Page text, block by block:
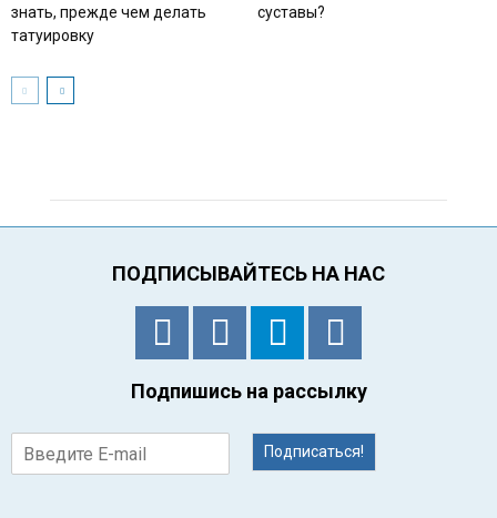
знать, прежде чем делать
татуировку
суставы?
ПОДПИСЫВАЙТЕСЬ НА НАС
Подпишись на рассылку
Подписаться!